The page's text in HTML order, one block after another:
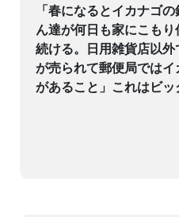
「春になるとイカナゴ
ん達が何日も家にこも
続ける。日用雑貨店以
が売られて郵便局では
があること」これはビッ